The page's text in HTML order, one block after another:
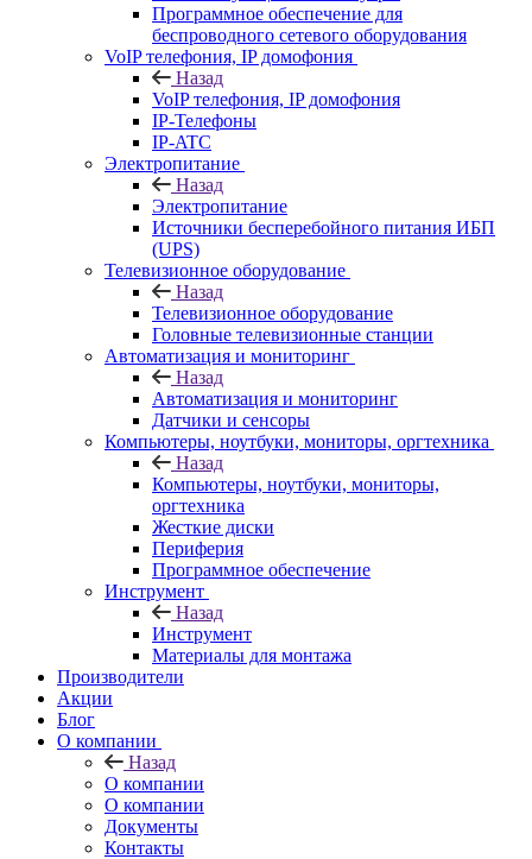
Программное обеспечение для
беспроводного сетевого оборудования
VoIP телефония, IP домофония
Назад
VoIP телефония, IP домофония
IP-Телефоны
IP-ATC
Электропитание
Назад
Электропитание
Источники бесперебойного питания ИБП
(UPS)
Телевизионное оборудование
Назад
Телевизионное оборудование
Головные телевизионные станции
Автоматизация и мониторинг
Назад
Автоматизация и мониторинг
Датчики и сенсоры
Компьютеры, ноутбуки, мониторы, оргтехника
Назад
Компьютеры, ноутбуки, мониторы,
оргтехника
Жесткие диски
Периферия
Программное обеспечение
Инструмент
Назад
Инструмент
Материалы для монтажа
Производители
Акции
Блог
О компании
Назад
О компании
О компании
Документы
Контакты